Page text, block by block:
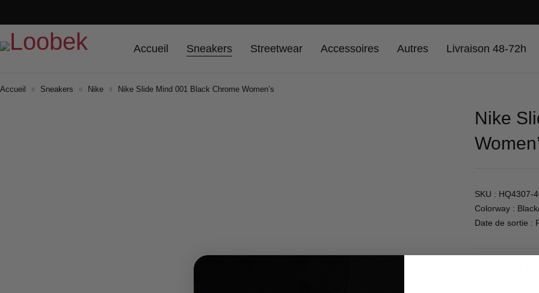
Accueil Sneakers Streetwear Accessoires Autres Livraison 48-72h
Accueil Sneakers Nike Nike Slide Mind 001 Black Chrome Women’s
Nike
SKU : HQ4307-
Colorway :
Date de sortie :